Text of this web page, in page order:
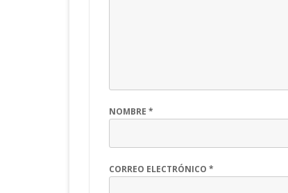
NOMBRE *
CORREO ELECTRÓNICO *